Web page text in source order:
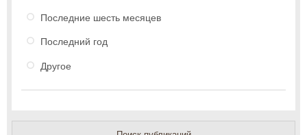
Последние шесть месяцев
Последний год
Другое